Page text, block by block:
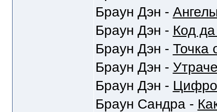
Браун Дэн -
Браун Дэн - Код
Браун Дэн - Точка
Браун Дэн -
Браун Дэн -
Браун Сандра -